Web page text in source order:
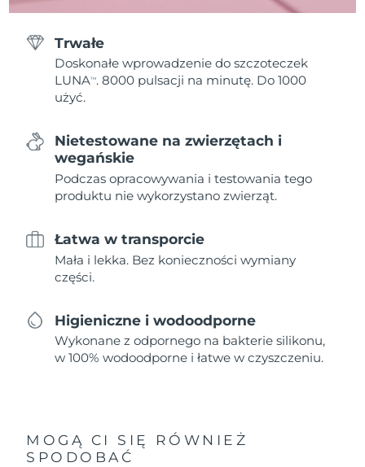
Trwałe
Doskonałe wprowadzenie do szczoteczek
LUNATM . 8000 pulsacji na minutę. Do 1000
użyć.
Nietestowane na zwierzętach i
wegańskie
Podczas opracowywania i testowania tego
produktu nie wykorzystano zwierząt.
Łatwa w transporcie
Mała i lekka. Bez konieczności wymiany
części.
Higieniczne i wodoodporne
Wykonane z odpornego na bakterie silikonu,
w 100% wodoodporne i łatwe w czyszczeniu.
MOGĄ CI SIĘ RÓWNIEŻ
SPODOBAĆ